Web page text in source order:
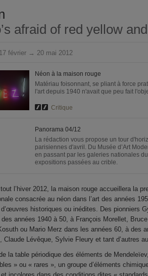
afraid of red yellow
17 février → 20 mai 2012
Néon à la maison rouge
Matériau foisonnant, se pliant à force
l'art depuis 1940 n'avait que peu fait
Critique
Panorama 04/12
La rédaction vous propose un tour
parisiennes d'avril. Du Musée d’Art
en passant par les galeries nationales
expositions passées au crible.
l’hiver 2012, la maison rouge accueillera la
consacrée au néon dans l’art des années
historiques ou inédites. Des pionniers
années 1940 à 50, à François Morellet,
ou Mario Merz dans les années 60, à des
Claude Lévêque, Sylvie Fleury et tant d’autres
la table périodique des éléments de
» ou « rares », un groupe d’éléments